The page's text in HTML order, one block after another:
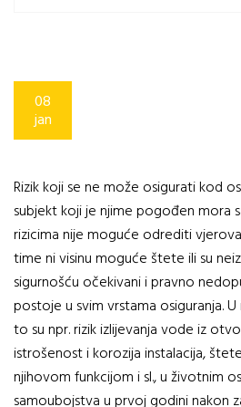
08
jan
Rizik koji se ne može osigurati kod
subjekt koji je njime pogođen mora
rizicima nije moguće odrediti
time ni visinu moguće štete ili su
sigurnošću očekivani i pravno
postoje u svim vrstama osiguranja.
to su npr. rizik izlijevanja vode iz
istrošenost i korozija instalacija,
njihovom funkcijom i sl., u životnim
samoubojstva u prvoj godini nakon